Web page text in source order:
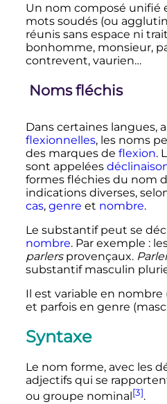
Un nom composé unifié
mots soudés (ou
réunis sans espace ni
bonhomme, monsieur,
contrevent, vaurien…
Noms fléchis
Dans certaines langues,
flexionnelles, les noms
des marques de flexion.
sont appelées
formes fléchies du nom
indications diverses,
cas, genre et nombre.
Le substantif peut se
nombre. Par exemple :
parlersprovençaux.
substantif masculin
Il est variable en
et parfois en genre
Syntaxe
Le nom forme, avec les
adjectifs qui se
ou groupe nominal [3].